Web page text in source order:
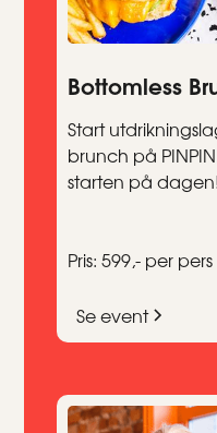
Bottomless
Start
brunch på
starten på dagen!
Pris: 599,- per pers
Se event